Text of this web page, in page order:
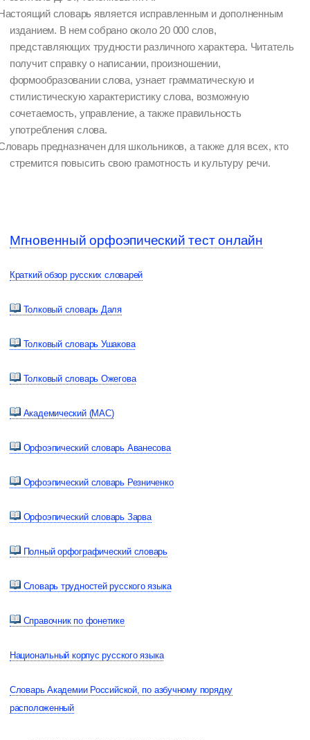
словарь является исправленным и дополненным
изданием. В нем собрано около 20 000 слов,
представляющих трудности различного характера. Читатель
получит справку о написании, произношении,
формообразовании слова, узнает грамматическую и
стилистическую характеристику слова, возможную
сочетаемость, управление, а также правильность
употребления слова.
предназначен для школьников, а также для всех, кто
стремится повысить свою грамотность и культуру речи.
Мгновенный орфоэпический тест онлайн
Краткий обзор русских словарей
Толковый словарь Даля
Толковый словарь Ушакова
Толковый словарь Ожегова
Академический (МАС)
Орфоэпический словарь Аванесова
Орфоэпический словарь Резниченко
Орфоэпический словарь Зарва
Полный орфографический словарь
Словарь трудностей русского языка
Справочник по фонетике
Национальный корпус русского языка
Словарь Академии Российской, по азбучному порядку
расположенный